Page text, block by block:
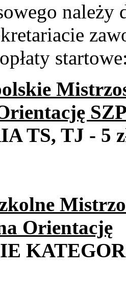
należy
TS, TJ - 5
Orientację